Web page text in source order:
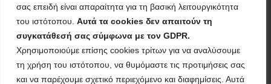
σας επειδή είναι απαραίτητα για τη βασική λειτουργικότητα
του ιστότοπου. Αυτά τα cookies δεν απαιτούν τη
συγκατάθεσή σας σύμφωνα με τον GDPR.
Χρησιμοποιούμε επίσης cookies τρίτων για να αναλύσουμε
τη χρήση του ιστότοπου, να θυμόμαστε τις προτιμήσεις σας
και να παρέχουμε σχετικό περιεχόμενο και διαφημίσεις. Αυτά
ανάπτυξη σύγχρονων
τεχνολογιών από τις ΜμΕ, στην αναβάθμιση των
εν γένει δραστηριοτήτων τους.